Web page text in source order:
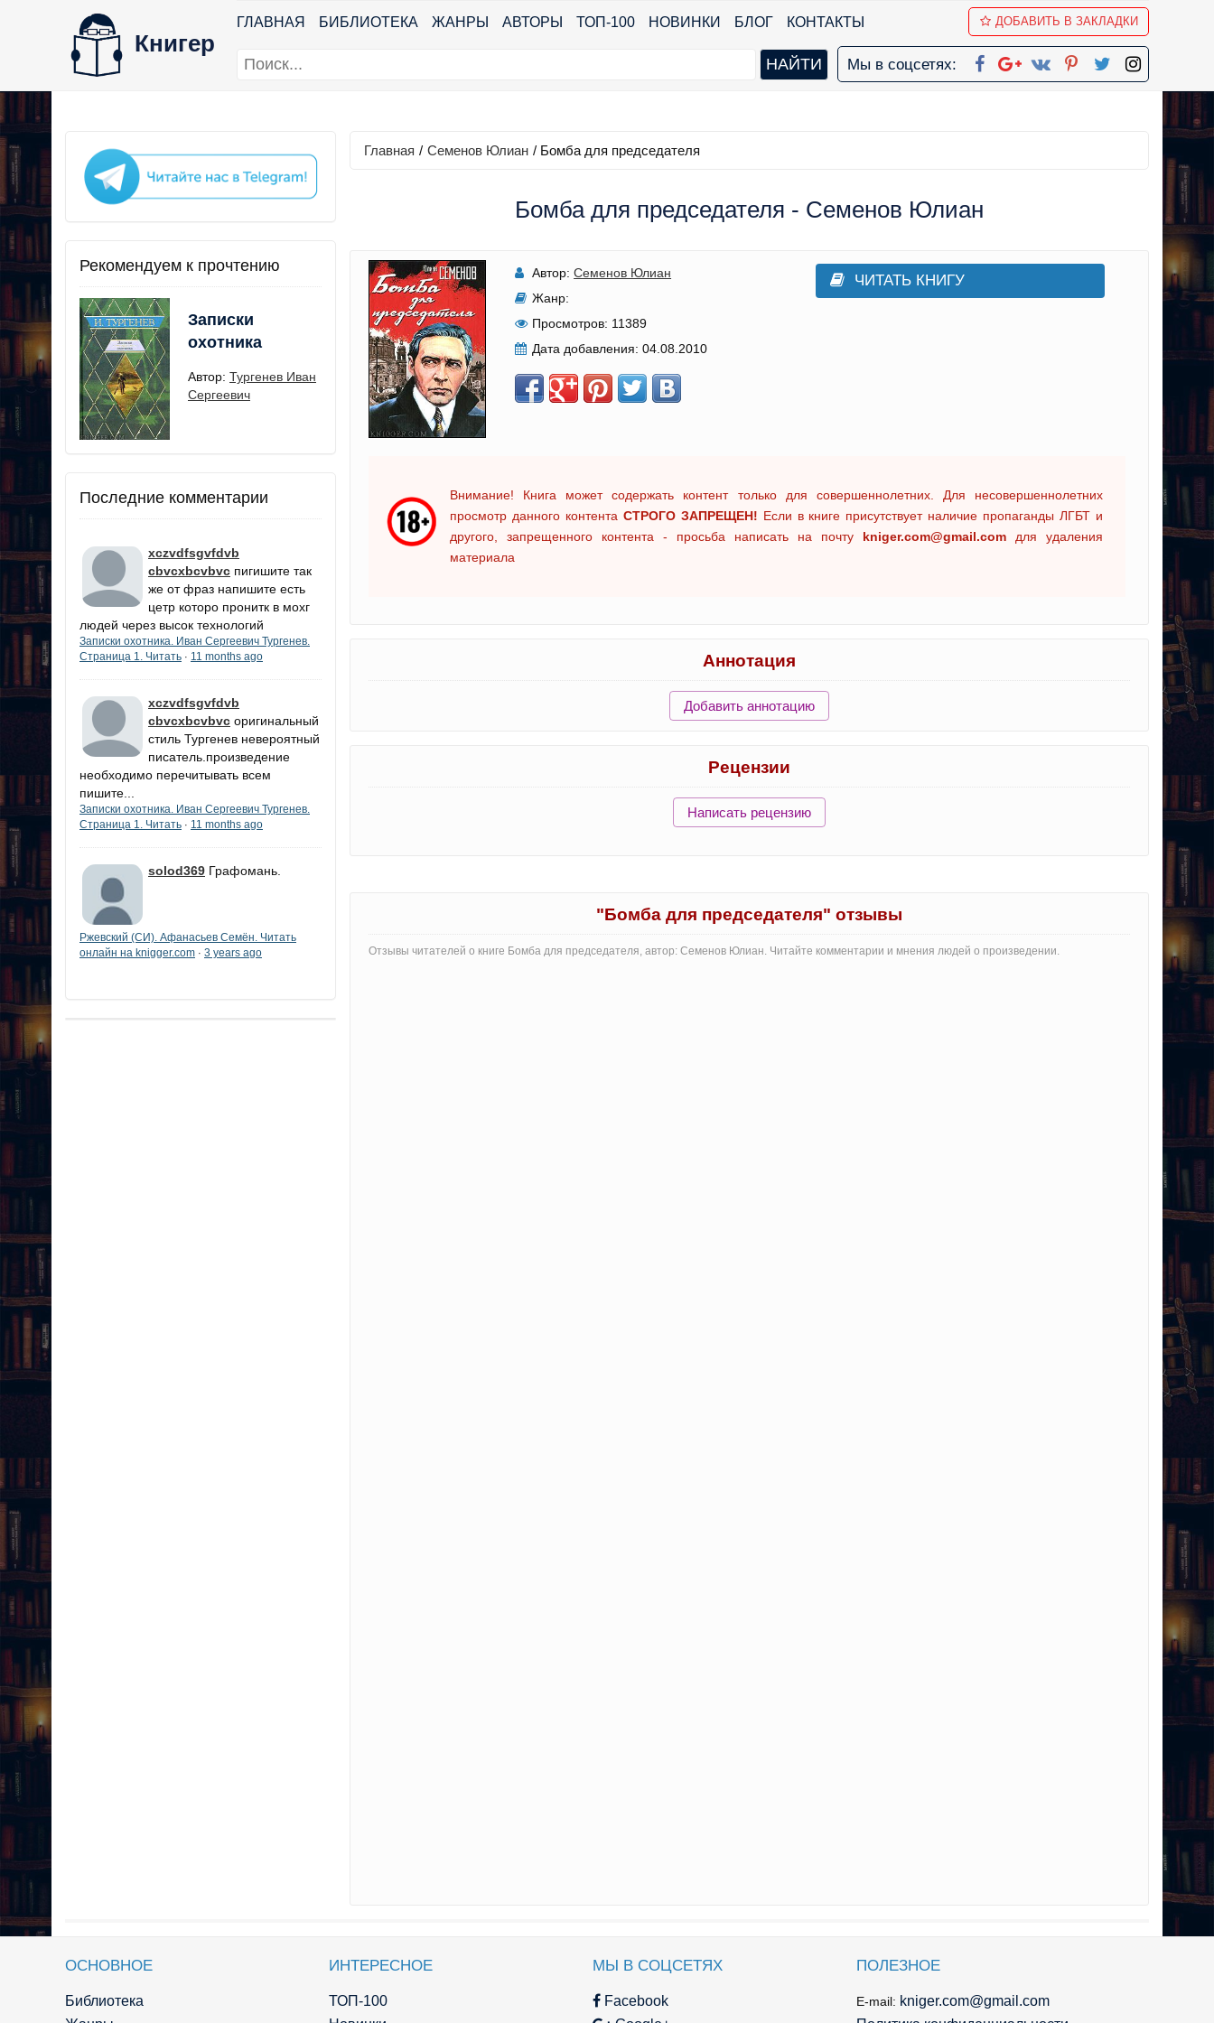
Книгер
ГЛАВНАЯ БИБЛИОТЕКА ЖАНРЫ АВТОРЫ ТОП-100 НОВИНКИ БЛОГ КОНТАКТЫ ДОБАВИТЬ В ЗАКЛАДКИ
Мы в соцсетях:
Рекомендуем к прочтению
Записки
охотника
Автор: Тургенев Иван
Сергеевич
Последние комментарии
xczvdfsgvfdvb
cbvcxbcvbvc пигишите так
же от фраз напишите есть
цетр которо пронитк в мохг
людей через высок технологий
Записки охотника. Иван Сергеевич Тургенев.
Страница 1. Читать · 11 months ago
xczvdfsgvfdvb
cbvcxbcvbvc оригинальный
стиль Тургенев невероятный
писатель.произведение
необходимо перечитывать всем
пишите...
Записки охотника. Иван Сергеевич Тургенев.
Страница 1. Читать · 11 months ago
solod369 Графомань.
Ржевский (СИ). Афанасьев Семён. Читать
онлайн на knigger.com · 3 years ago
Главная / Семенов Юлиан / Бомба для председателя
Бомба для председателя - Семенов Юлиан
Автор: Семенов Юлиан
Жанр:
Просмотров: 11389
Дата добавления: 04.08.2010
ЧИТАТЬ КНИГУ
Внимание! Книга может содержать контент только для совершеннолетних. Для несовершеннолетних
просмотр данного контента СТРОГО ЗАПРЕЩЕН! Если в книге присутствует наличие пропаганды ЛГБТ и
другого, запрещенного контента - просьба написать на почту kniger.com@gmail.com для удаления
материала
Аннотация
Добавить аннотацию
Рецензии
Написать рецензию
"Бомба для председателя" отзывы
Отзывы читателей о книге Бомба для председателя, автор: Семенов Юлиан. Читайте комментарии и мнения людей о произведении.
ОСНОВНОЕ
Библиотека
ИНТЕРЕСНОЕ
ТОП-100
МЫ В СОЦСЕТЯХ
Facebook
ПОЛЕЗНОЕ
E-mail: kniger.com@gmail.com